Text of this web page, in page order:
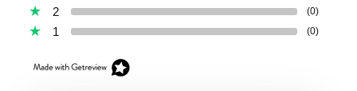
2 (0)
1 (0)